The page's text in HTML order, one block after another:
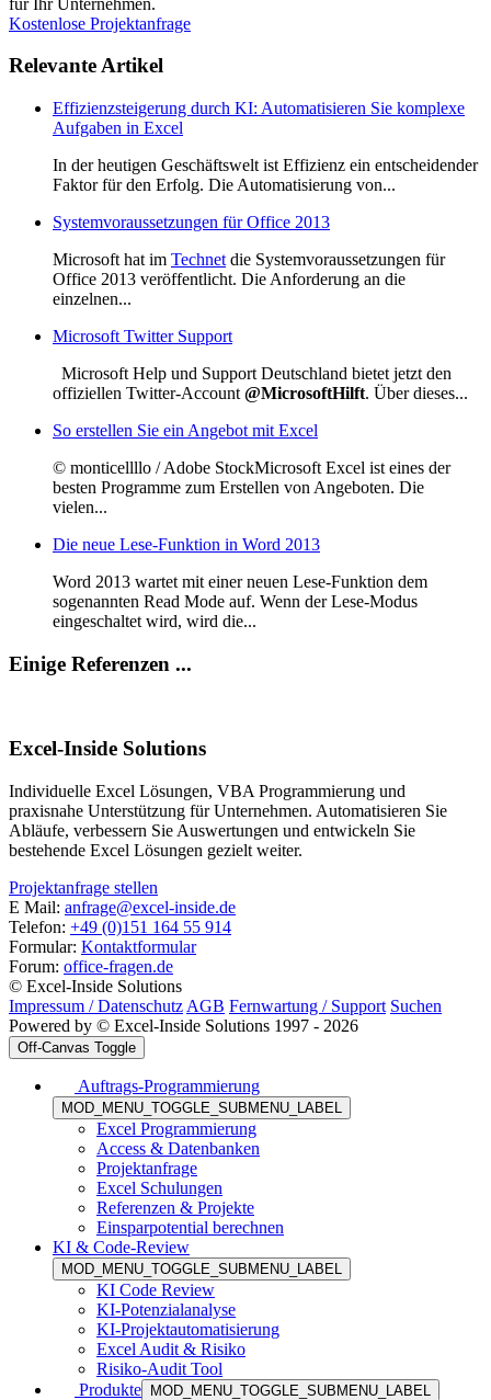
Kostenlose Projektanfrage
Relevante Artikel
Effizienzsteigerung durch KI: Automatisieren Sie komplexe
Aufgaben in Excel
In der heutigen Geschäftswelt ist Effizienz ein entscheidender
Faktor für den Erfolg. Die Automatisierung von...
Systemvoraussetzungen für Office 2013
Microsoft hat im Technet die Systemvoraussetzungen für
Office 2013 veröffentlicht. Die Anforderung an die
einzelnen...
Microsoft Twitter Support
Microsoft Help und Support Deutschland bietet jetzt den
offiziellen Twitter-Account @MicrosoftHilft. Über dieses...
So erstellen Sie ein Angebot mit Excel
© monticellllo / Adobe StockMicrosoft Excel ist eines der
besten Programme zum Erstellen von Angeboten. Die
vielen...
Die neue Lese-Funktion in Word 2013
Word 2013 wartet mit einer neuen Lese-Funktion dem
sogenannten Read Mode auf. Wenn der Lese-Modus
eingeschaltet wird, wird die...
Einige Referenzen ...
Excel-Inside Solutions
Individuelle Excel Lösungen, VBA Programmierung und
praxisnahe Unterstützung für Unternehmen. Automatisieren Sie
Abläufe, verbessern Sie Auswertungen und entwickeln Sie
bestehende Excel Lösungen gezielt weiter.
Projektanfrage stellen
E Mail: anfrage@excel-inside.de
Telefon: +49 (0)151 164 55 914
Formular: Kontaktformular
Forum: office-fragen.de
© Excel-Inside Solutions
Impressum / Datenschutz AGB Fernwartung / Support Suchen
Powered by © Excel-Inside Solutions 1997 - 2026
Off-Canvas Toggle
Auftrags-Programmierung
MOD_MENU_TOGGLE_SUBMENU_LABEL
Excel Programmierung
Access & Datenbanken
Projektanfrage
Excel Schulungen
Referenzen & Projekte
Einsparpotential berechnen
KI & Code-Review
MOD_MENU_TOGGLE_SUBMENU_LABEL
KI Code Review
KI-Potenzialanalyse
KI-Projektautomatisierung
Excel Audit & Risiko
Risiko-Audit Tool
Produkte
MOD_MENU_TOGGLE_SUBMENU_LABEL